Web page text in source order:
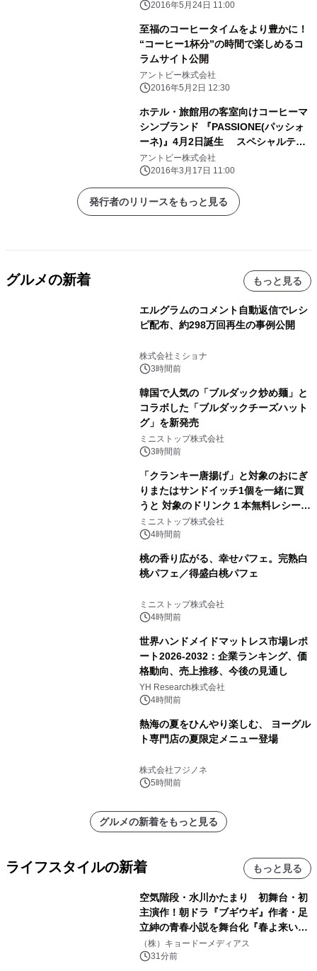
2016年5月24日 11:00
至福のコーヒータイムをより豊かに！
“コーヒー1杯分”の時間で楽しめるコ
ラムサイト公開
アントビー株式会社
2016年5月2日 12:30
ホテル・旅館用の客室向けコーヒーマ
シンブランド 『PASSIONE(パッシォ
ーネ)』4月2日誕生 スペシャルティ
ーコーヒーで極上のおもてなしを演出
アントビー株式会社
2016年3月17日 11:00
発行者のリリースをもっと見る
グルメの新着 もっと見る
エルグラムのコメント自動返信でレシ
ピ配布、約298万回再生の事例公開
株式会社ミショナ
3時間前
韓国で人気の「ブルダック炒め麺」と
コラボした「ブルダックチーズハット
グ」を新発売
ミニストップ株式会社
3時間前
「クランキー唐揚げ」と対象のおにぎ
りまたはサンドイッチ1個を一緒に買
うと 対象のドリンク１本無料レシート
クーポンもらえる！※1
ミニストップ株式会社
4時間前
桃の香り広がる、幸せパフェ。完熟白
桃パフェ／得盛白桃パフェ
ミニストップ株式会社
4時間前
世界ハンドメイドマットレス市場レポ
ート2026-2032：企業ランキング、価
格動向、売上推移、今後の見通し
YH Research株式会社
4時間前
熱海の夏をひんやり楽しむ、 ヨーグル
ト専門店の夏限定メニュー登場
株式会社フジノネ
5時間前
グルメの新着をもっと見る
ライフスタイルの新着 もっと見る
空気階段・水川かたまり 初舞台・初
主演作！朝ドラ『ブギウギ』作者・足
立紳の青春小説を舞台化『春よ来い、
マジで来い』キービジュアル解禁！
（株）キョードーメディアス
31分前